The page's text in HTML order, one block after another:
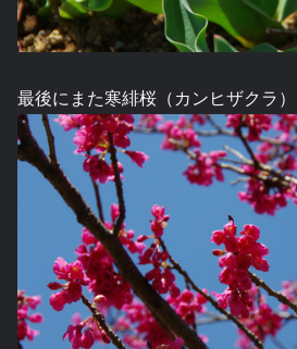
最後にまた寒緋桜（カンヒザクラ）